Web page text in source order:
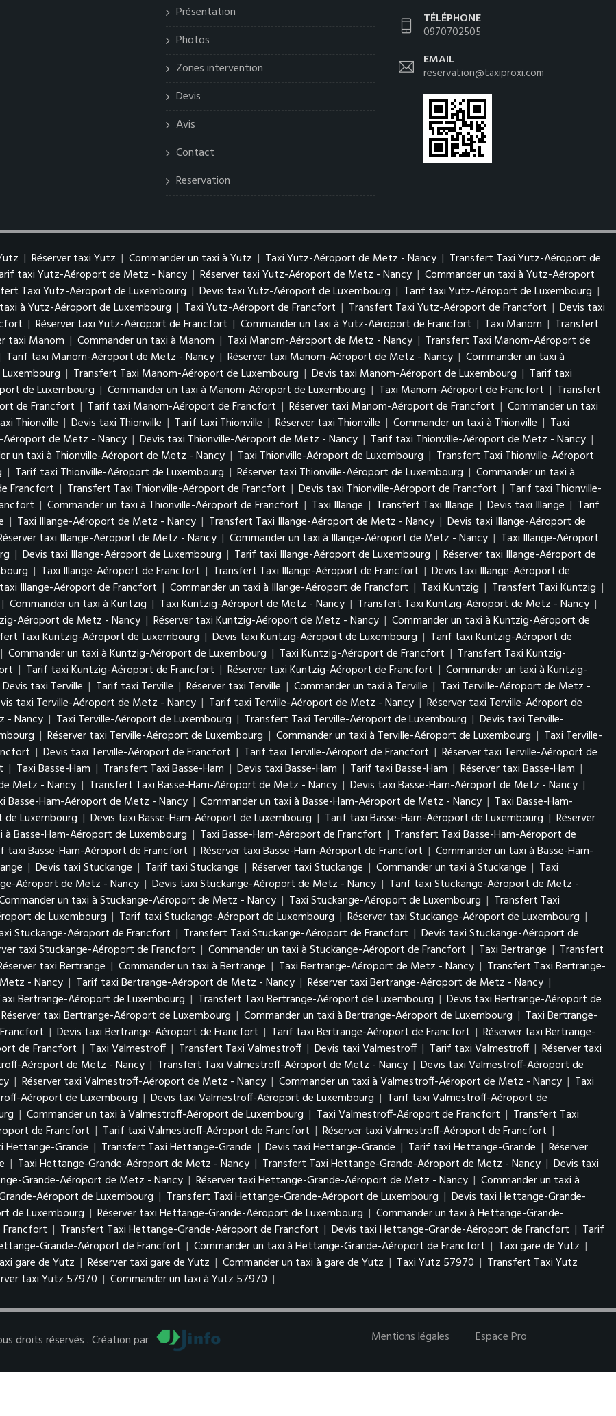
Présentation
Photos
Zones intervention
Devis
Avis
Contact
Reservation
TÉLÉPHONE
0970702505
EMAIL
reservation@taxiproxi.com
| Réserver taxi Yutz | Commander un taxi à Yutz | Taxi Yutz-Aéroport de Metz - Nancy | Transfert Taxi Yutz-Aéroport de
taxi Yutz-Aéroport de Metz - Nancy | Réserver taxi Yutz-Aéroport de Metz - Nancy | Commander un taxi à Yutz-Aéroport
Taxi Yutz-Aéroport de Luxembourg | Devis taxi Yutz-Aéroport de Luxembourg | Tarif taxi Yutz-Aéroport de Luxembourg |
à Yutz-Aéroport de Luxembourg | Taxi Yutz-Aéroport de Francfort | Transfert Taxi Yutz-Aéroport de Francfort | Devis taxi
| Réserver taxi Yutz-Aéroport de Francfort | Commander un taxi à Yutz-Aéroport de Francfort | Taxi Manom | Transfert
taxi Manom | Commander un taxi à Manom | Taxi Manom-Aéroport de Metz - Nancy | Transfert Taxi Manom-Aéroport de
Tarif taxi Manom-Aéroport de Metz - Nancy | Réserver taxi Manom-Aéroport de Metz - Nancy | Commander un taxi à
| Transfert Taxi Manom-Aéroport de Luxembourg | Devis taxi Manom-Aéroport de Luxembourg | Tarif taxi
de Luxembourg | Commander un taxi à Manom-Aéroport de Luxembourg | Taxi Manom-Aéroport de Francfort | Transfert
de Francfort | Tarif taxi Manom-Aéroport de Francfort | Réserver taxi Manom-Aéroport de Francfort | Commander un taxi
Thionville | Devis taxi Thionville | Tarif taxi Thionville | Réserver taxi Thionville | Commander un taxi à Thionville | Taxi
Aéroport de Metz - Nancy | Devis taxi Thionville-Aéroport de Metz - Nancy | Tarif taxi Thionville-Aéroport de Metz - Nancy |
un taxi à Thionville-Aéroport de Metz - Nancy | Taxi Thionville-Aéroport de Luxembourg | Transfert Taxi Thionville-Aéroport
| Tarif taxi Thionville-Aéroport de Luxembourg | Réserver taxi Thionville-Aéroport de Luxembourg | Commander un taxi à
Francfort | Transfert Taxi Thionville-Aéroport de Francfort | Devis taxi Thionville-Aéroport de Francfort | Tarif taxi Thionville-
| Commander un taxi à Thionville-Aéroport de Francfort | Taxi Illange | Transfert Taxi Illange | Devis taxi Illange | Tarif
| Taxi Illange-Aéroport de Metz - Nancy | Transfert Taxi Illange-Aéroport de Metz - Nancy | Devis taxi Illange-Aéroport de
taxi Illange-Aéroport de Metz - Nancy | Commander un taxi à Illange-Aéroport de Metz - Nancy | Taxi Illange-Aéroport
| Devis taxi Illange-Aéroport de Luxembourg | Tarif taxi Illange-Aéroport de Luxembourg | Réserver taxi Illange-Aéroport de
| Taxi Illange-Aéroport de Francfort | Transfert Taxi Illange-Aéroport de Francfort | Devis taxi Illange-Aéroport de
Illange-Aéroport de Francfort | Commander un taxi à Illange-Aéroport de Francfort | Taxi Kuntzig | Transfert Taxi Kuntzig |
| Commander un taxi à Kuntzig | Taxi Kuntzig-Aéroport de Metz - Nancy | Transfert Taxi Kuntzig-Aéroport de Metz - Nancy |
Aéroport de Metz - Nancy | Réserver taxi Kuntzig-Aéroport de Metz - Nancy | Commander un taxi à Kuntzig-Aéroport de
Taxi Kuntzig-Aéroport de Luxembourg | Devis taxi Kuntzig-Aéroport de Luxembourg | Tarif taxi Kuntzig-Aéroport de
| Commander un taxi à Kuntzig-Aéroport de Luxembourg | Taxi Kuntzig-Aéroport de Francfort | Transfert Taxi Kuntzig-
| Tarif taxi Kuntzig-Aéroport de Francfort | Réserver taxi Kuntzig-Aéroport de Francfort | Commander un taxi à Kuntzig-
Devis taxi Terville | Tarif taxi Terville | Réserver taxi Terville | Commander un taxi à Terville | Taxi Terville-Aéroport de Metz -
taxi Terville-Aéroport de Metz - Nancy | Tarif taxi Terville-Aéroport de Metz - Nancy | Réserver taxi Terville-Aéroport de
- Nancy | Taxi Terville-Aéroport de Luxembourg | Transfert Taxi Terville-Aéroport de Luxembourg | Devis taxi Terville-
| Réserver taxi Terville-Aéroport de Luxembourg | Commander un taxi à Terville-Aéroport de Luxembourg | Taxi Terville-
| Devis taxi Terville-Aéroport de Francfort | Tarif taxi Terville-Aéroport de Francfort | Réserver taxi Terville-Aéroport de
| Taxi Basse-Ham | Transfert Taxi Basse-Ham | Devis taxi Basse-Ham | Tarif taxi Basse-Ham | Réserver taxi Basse-Ham |
Metz - Nancy | Transfert Taxi Basse-Ham-Aéroport de Metz - Nancy | Devis taxi Basse-Ham-Aéroport de Metz - Nancy |
Basse-Ham-Aéroport de Metz - Nancy | Commander un taxi à Basse-Ham-Aéroport de Metz - Nancy | Taxi Basse-Ham-
Luxembourg | Devis taxi Basse-Ham-Aéroport de Luxembourg | Tarif taxi Basse-Ham-Aéroport de Luxembourg | Réserver
à Basse-Ham-Aéroport de Luxembourg | Taxi Basse-Ham-Aéroport de Francfort | Transfert Taxi Basse-Ham-Aéroport de
taxi Basse-Ham-Aéroport de Francfort | Réserver taxi Basse-Ham-Aéroport de Francfort | Commander un taxi à Basse-Ham-
| Devis taxi Stuckange | Tarif taxi Stuckange | Réserver taxi Stuckange | Commander un taxi à Stuckange | Taxi
Aéroport de Metz - Nancy | Devis taxi Stuckange-Aéroport de Metz - Nancy | Tarif taxi Stuckange-Aéroport de Metz -
un taxi à Stuckange-Aéroport de Metz - Nancy | Taxi Stuckange-Aéroport de Luxembourg | Transfert Taxi
de Luxembourg | Tarif taxi Stuckange-Aéroport de Luxembourg | Réserver taxi Stuckange-Aéroport de Luxembourg |
Stuckange-Aéroport de Francfort | Transfert Taxi Stuckange-Aéroport de Francfort | Devis taxi Stuckange-Aéroport de
taxi Stuckange-Aéroport de Francfort | Commander un taxi à Stuckange-Aéroport de Francfort | Taxi Bertrange | Transfert
taxi Bertrange | Commander un taxi à Bertrange | Taxi Bertrange-Aéroport de Metz - Nancy | Transfert Taxi Bertrange-
- Nancy | Tarif taxi Bertrange-Aéroport de Metz - Nancy | Réserver taxi Bertrange-Aéroport de Metz - Nancy |
Bertrange-Aéroport de Luxembourg | Transfert Taxi Bertrange-Aéroport de Luxembourg | Devis taxi Bertrange-Aéroport de
Réserver taxi Bertrange-Aéroport de Luxembourg | Commander un taxi à Bertrange-Aéroport de Luxembourg | Taxi Bertrange-
| Devis taxi Bertrange-Aéroport de Francfort | Tarif taxi Bertrange-Aéroport de Francfort | Réserver taxi Bertrange-
de Francfort | Taxi Valmestroff | Transfert Taxi Valmestroff | Devis taxi Valmestroff | Tarif taxi Valmestroff | Réserver taxi
Aéroport de Metz - Nancy | Transfert Taxi Valmestroff-Aéroport de Metz - Nancy | Devis taxi Valmestroff-Aéroport de
| Réserver taxi Valmestroff-Aéroport de Metz - Nancy | Commander un taxi à Valmestroff-Aéroport de Metz - Nancy | Taxi
Aéroport de Luxembourg | Devis taxi Valmestroff-Aéroport de Luxembourg | Tarif taxi Valmestroff-Aéroport de
| Commander un taxi à Valmestroff-Aéroport de Luxembourg | Taxi Valmestroff-Aéroport de Francfort | Transfert Taxi
de Francfort | Tarif taxi Valmestroff-Aéroport de Francfort | Réserver taxi Valmestroff-Aéroport de Francfort |
Hettange-Grande | Transfert Taxi Hettange-Grande | Devis taxi Hettange-Grande | Tarif taxi Hettange-Grande | Réserver
| Taxi Hettange-Grande-Aéroport de Metz - Nancy | Transfert Taxi Hettange-Grande-Aéroport de Metz - Nancy | Devis taxi
Grande-Aéroport de Metz - Nancy | Réserver taxi Hettange-Grande-Aéroport de Metz - Nancy | Commander un taxi à
Aéroport de Luxembourg | Transfert Taxi Hettange-Grande-Aéroport de Luxembourg | Devis taxi Hettange-Grande-
de Luxembourg | Réserver taxi Hettange-Grande-Aéroport de Luxembourg | Commander un taxi à Hettange-Grande-
| Transfert Taxi Hettange-Grande-Aéroport de Francfort | Devis taxi Hettange-Grande-Aéroport de Francfort | Tarif
Grande-Aéroport de Francfort | Commander un taxi à Hettange-Grande-Aéroport de Francfort | Taxi gare de Yutz |
gare de Yutz | Réserver taxi gare de Yutz | Commander un taxi à gare de Yutz | Taxi Yutz 57970 | Transfert Taxi Yutz
taxi Yutz 57970 | Commander un taxi à Yutz 57970 |
droits réservés . Création par Mentions légales Espace Pro